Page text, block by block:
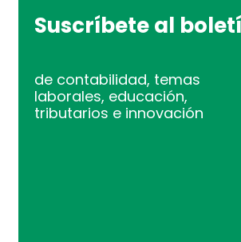
Suscríbete al
de contabilidad, temas
laborales, educación,
tributarios e innovación